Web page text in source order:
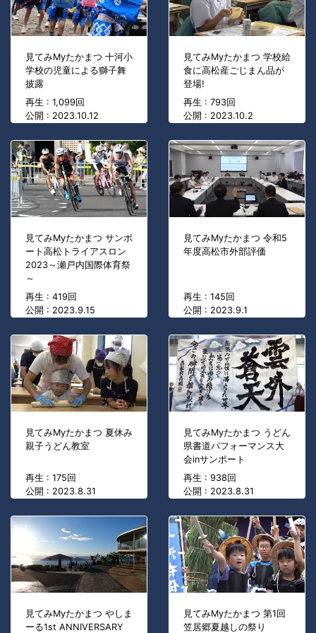
見てみMyたかまつ 十河小
学校の児童による獅子舞
披露
再生 : 1,099回
公開 : 2023.10.12
見てみMyたかまつ 学校給
食に高松産ごじまん品が
登場!
再生 : 793回
公開 : 2023.10.2
見てみMyたかまつ サンポ
ート高松トライアスロン
2023～瀬戸内国際体育祭
～
再生 : 419回
公開 : 2023.9.15
見てみMyたかまつ 令和5
年度高松市外部評価
再生 : 145回
公開 : 2023.9.1
見てみMyたかまつ 夏休み
親子うどん教室
再生 : 175回
公開 : 2023.8.31
見てみMyたかまつ うどん
県書道パフォーマンス大
会inサンポート
再生 : 938回
公開 : 2023.8.31
見てみMyたかまつ やしま
ーる1st ANNIVERSARY
見てみMyたかまつ 第1回
笠居郷夏越しの祭り